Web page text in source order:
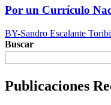
Por un Currículo
BY-Sandro Escalante
Buscar
Publicaciones